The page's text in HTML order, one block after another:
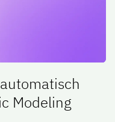
Modeling